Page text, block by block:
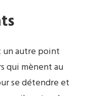
un autre point
qui mènent au
se détendre et